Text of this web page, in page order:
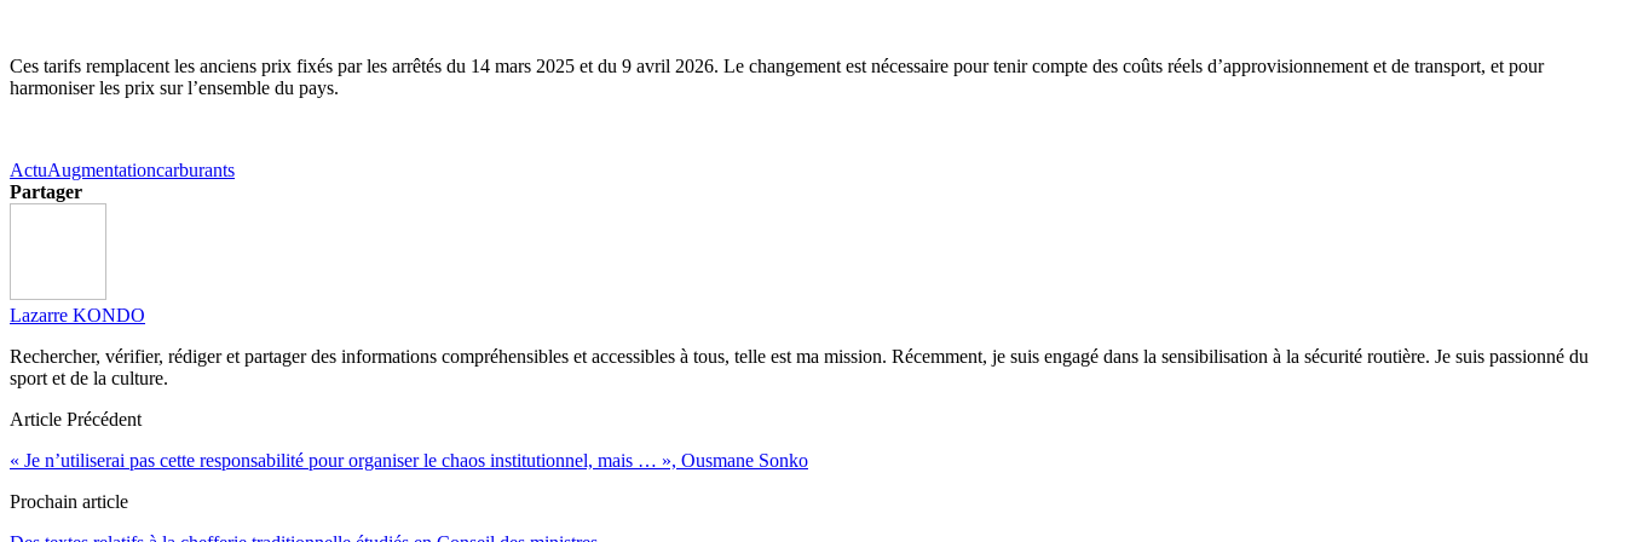
Ces tarifs remplacent les anciens prix fixés par les arrêtés du 14 mars 2025 et du 9 avril 2026. Le changement est nécessaire pour tenir compte des coûts réels d’approvisionnement et de transport, et pour
harmoniser les prix sur l’ensemble du pays.
ActuAugmentationcarburants
Partager
Lazarre KONDO
Rechercher, vérifier, rédiger et partager des informations compréhensibles et accessibles à tous, telle est ma mission. Récemment, je suis engagé dans la sensibilisation à la sécurité routière. Je suis passionné du
sport et de la culture.
Article Précédent
« Je n’utiliserai pas cette responsabilité pour organiser le chaos institutionnel, mais … », Ousmane Sonko
Prochain article